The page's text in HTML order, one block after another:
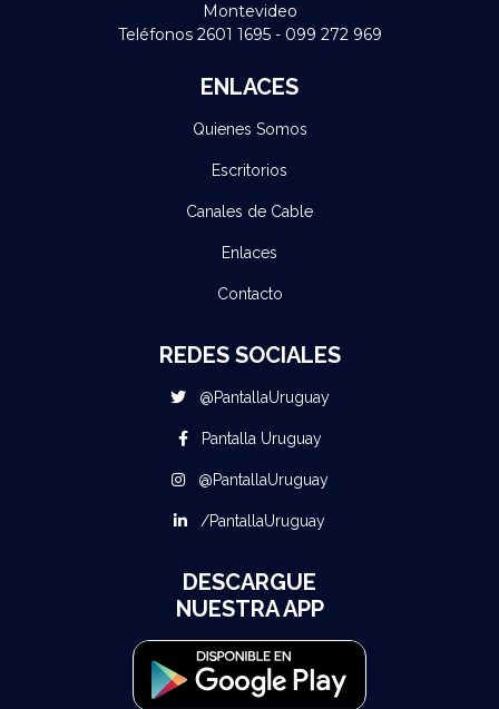
Montevideo
Teléfonos 2601 1695 - 099 272 969
ENLACES
Quienes Somos
Escritorios
Canales de Cable
Enlaces
Contacto
REDES SOCIALES
@PantallaUruguay
Pantalla Uruguay
@PantallaUruguay
/PantallaUruguay
DESCARGUE
NUESTRA APP